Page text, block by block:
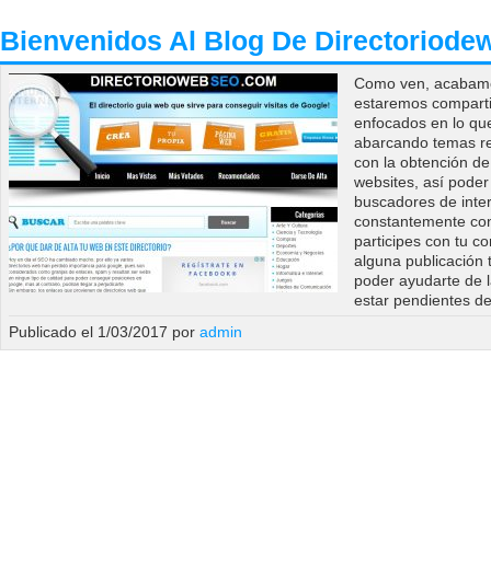
Bienvenidos Al Blog De
Como ven,
estaremos
enfocados en lo
abarcando temas
con la obtención
websites, así
buscadores de
constantemente
participes con tu
alguna publicación
poder ayudarte de
estar pendientes
Publicado el 1/03/2017 por admin